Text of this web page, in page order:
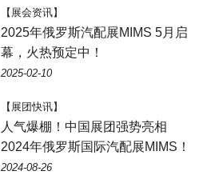
【展会资讯】
2025年俄罗斯汽配展MIMS 5月启
幕，火热预定中！
2025-02-10
【展团快讯】
人气爆棚！中国展团强势亮相
2024年俄罗斯国际汽配展MIMS！
2024-08-26